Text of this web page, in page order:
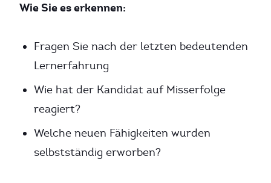
Wie Sie es erkennen:
Fragen Sie nach der letzten bedeutenden
Lernerfahrung
Wie hat der Kandidat auf Misserfolge
reagiert?
Welche neuen Fähigkeiten wurden
selbstständig erworben?